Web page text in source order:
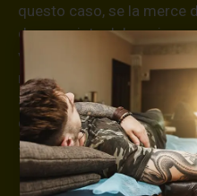
questo caso, se la merce
danneggiata dal corriere,
valore della merce, in
rimborserà il
3,5% sul valore totale del
di concludere il
shop@maxsignorello.it .